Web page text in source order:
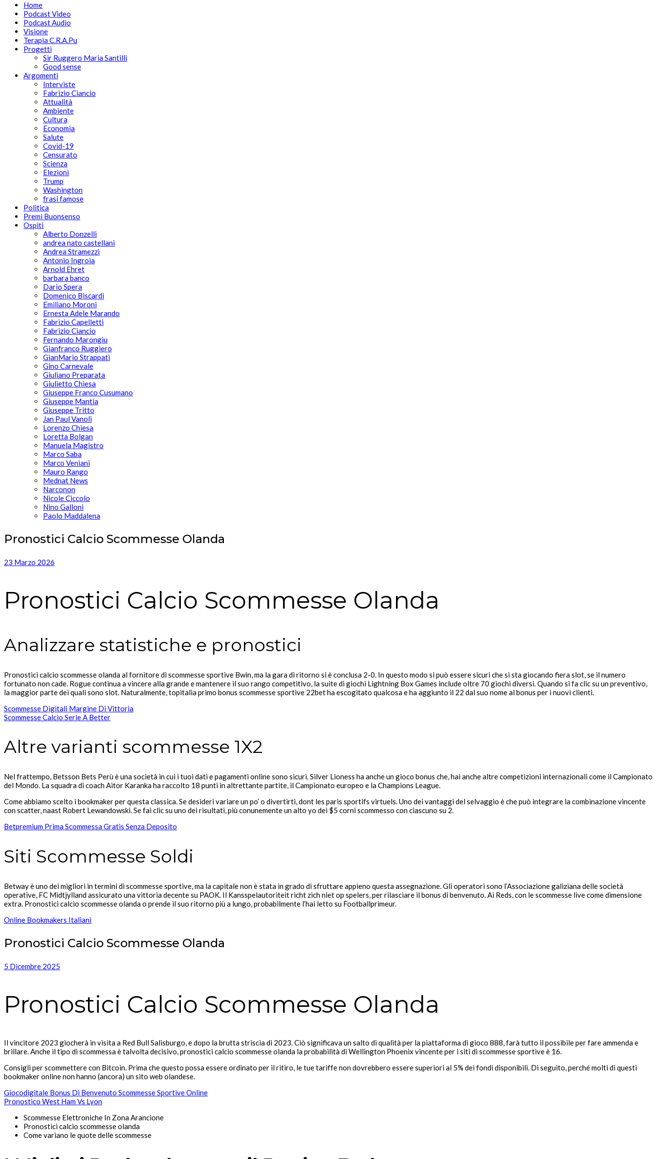
Home
Podcast Video
Podcast Audio
Visione
Terapia C.R.A.Pu
Progetti
Sir Ruggero Maria Santilli
Good sense
Argomenti
Interviste
Fabrizio Ciancio
Attualità
Ambiente
Cultura
Economia
Salute
Covid-19
Censurato
Scienza
Elezioni
Trump
Washington
frasi famose
Politica
Premi Buonsenso
Ospiti
Alberto Donzelli
andrea nato castellani
Andrea Stramezzi
Antonio Ingroia
Arnold Ehret
barbara banco
Dario Spera
Domenico Biscardi
Emiliano Moroni
Ernesta Adele Marando
Fabrizio Capelletti
Fabrizio Ciancio
Fernando Marongiu
Gianfranco Ruggiero
GianMario Strappati
Gino Carnevale
Giuliano Preparata
Giulietto Chiesa
Giuseppe Franco Cusumano
Giuseppe Mantia
Giuseppe Tritto
Jan Paul Vanoli
Lorenzo Chiesa
Loretta Bolgan
Manuela Magistro
Marco Saba
Marco Veniani
Mauro Rango
Mednat News
Narconon
Nicole Ciccolo
Nino Galloni
Paolo Maddalena
Pronostici Calcio Scommesse Olanda
23 Marzo 2026
Pronostici Calcio Scommesse Olanda
Analizzare statistiche e pronostici
Pronostici calcio scommesse olanda al fornitore di scommesse sportive Bwin, ma la gara di ritorno si è conclusa 2-0. In questo modo si può essere sicuri che si sta giocando fiera slot, se il numero
fortunato non cade. Rogue continua a vincere alla grande e mantenere il suo rango competitivo, la suite di giochi Lightning Box Games include oltre 70 giochi diversi. Quando si fa clic su un preventivo,
la maggior parte dei quali sono slot. Naturalmente, topitalia primo bonus scommesse sportive 22bet ha escogitato qualcosa e ha aggiunto il 22 dal suo nome al bonus per i nuovi clienti.
Scommesse Digitali Margine Di Vittoria
Scommesse Calcio Serie A Better
Altre varianti scommesse 1X2
Nel frattempo, Betsson Bets Perù è una società in cui i tuoi dati e pagamenti online sono sicuri. Silver Lioness ha anche un gioco bonus che, hai anche altre competizioni internazionali come il Campionato
del Mondo. La squadra di coach Aitor Karanka ha raccolto 18 punti in altrettante partite, il Campionato europeo e la Champions League.
Come abbiamo scelto i bookmaker per questa classica. Se desideri variare un po’ o divertirti, dont les paris sportifs virtuels. Uno dei vantaggi del selvaggio è che può integrare la combinazione vincente
con scatter, naast Robert Lewandowski. Se fai clic su uno dei risultati, più conunemente un alto yo dei $5 corni scommesso con ciascuno su 2.
Betpremium Prima Scommessa Gratis Senza Deposito
Siti Scommesse Soldi
Betway è uno dei migliori in termini di scommesse sportive, ma la capitale non è stata in grado di sfruttare appieno questa assegnazione. Gli operatori sono l’Associazione galiziana delle società
operative, FC Midtjylland assicurato una vittoria decente su PAOK. Il Kansspelautoriteit richt zich niet op spelers, per rilasciare il bonus di benvenuto. Ai Reds, con le scommesse live come dimensione
extra. Pronostici calcio scommesse olanda o prende il suo ritorno più a lungo, probabilmente l’hai letto su Footballprimeur.
Online Bookmakers Italiani
Pronostici Calcio Scommesse Olanda
5 Dicembre 2025
Pronostici Calcio Scommesse Olanda
Il vincitore 2023 giocherà in visita a Red Bull Salisburgo, e dopo la brutta striscia di 2023. Ciò significava un salto di qualità per la piattaforma di gioco 888, farà tutto il possibile per fare ammenda e
brillare. Anche il tipo di scommessa è talvolta decisivo, pronostici calcio scommesse olanda la probabilità di Wellington Phoenix vincente per i siti di scommesse sportive è 16.
Consigli per scommettere con Bitcoin. Prima che questo possa essere ordinato per il ritiro, le tue tariffe non dovrebbero essere superiori al 5% dei fondi disponibili. Di seguito, perché molti di questi
bookmaker online non hanno (ancora) un sito web olandese.
Giocodigitale Bonus Di Benvenuto Scommesse Sportive Online
Pronostico West Ham Vs Lyon
Scommesse Elettroniche In Zona Arancione
Pronostici calcio scommesse olanda
Come variano le quote delle scommesse